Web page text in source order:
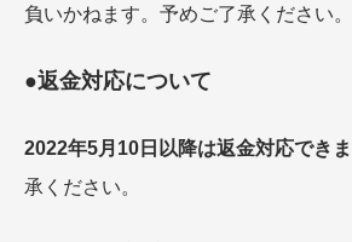
負いかねます。予めご了承ください。
●返金対応について
2022年5月10日以降は返金対応でき
承ください。